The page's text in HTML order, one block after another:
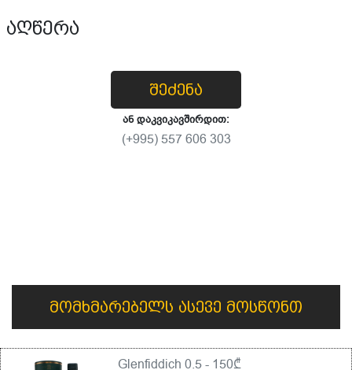
აღწერა
შეძენა
ან დაკვიკავშირდით:
(+995) 557 606 303
მომხმარებელს ასევე მოსწონთ
Glenfiddich 0.5 - 150₾